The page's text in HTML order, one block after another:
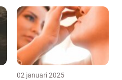
02 januari 2025